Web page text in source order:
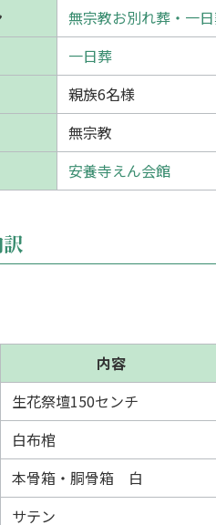
無宗教お別れ葬・一
一日葬
親族6名様
無宗教
安養寺えん会館
内容
生花祭壇150センチ
白布棺
本骨箱・胴骨箱 白
サテン